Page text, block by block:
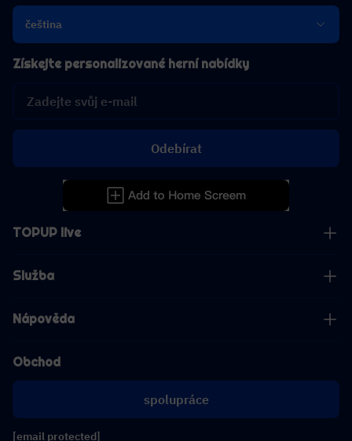
čeština
TOPUP live
Služba
Nápověda
Obchod
spolupráce
[email protected]
Získejte personalizované herní nabídky
Odebírat